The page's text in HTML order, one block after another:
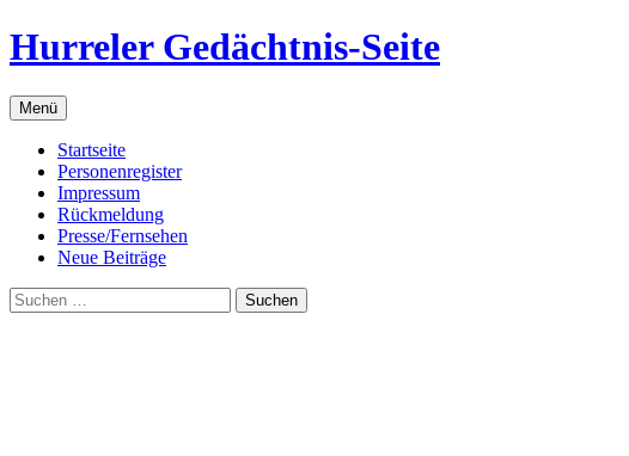
Zum
Inhalt
Hurreler Gedächtnis-Seite
Menü
Startseite
Personenregister
Impressum
Rückmeldung
Presse/Fernsehen
Neue Beiträge
Suchen
nach: